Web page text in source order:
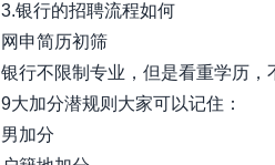
3.银行的招聘流程如何
网申简历初筛
银行不限制专业，但是看重学历
9大加分潜规则大家可以记住：
男加分